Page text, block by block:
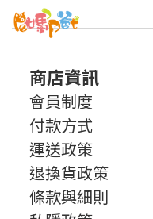
商店資訊
會員制度
付款方式
運送政策
退換貨政策
條款與細則